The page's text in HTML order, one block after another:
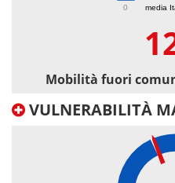
media
0
Mobilità fuori
VULNERABILITÀ